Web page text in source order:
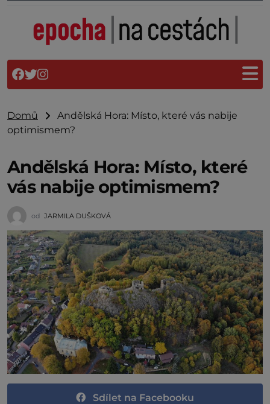
Domů
Andělská Hora: Místo, které vás nabije
optimismem?
Andělská Hora: Místo, které
vás nabije optimismem?
od JARMILA DUŠKOVÁ
Sdílet na Facebooku